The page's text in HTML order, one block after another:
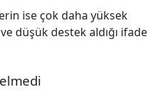
ise çok daha yüksek
düşük destek aldığı ifade